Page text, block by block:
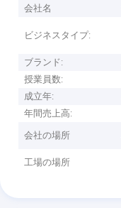
会社名
ビジネスタイプ:
ブランド:
授業員数:
成立年:
年間売上高:
会社の場所
工場の場所